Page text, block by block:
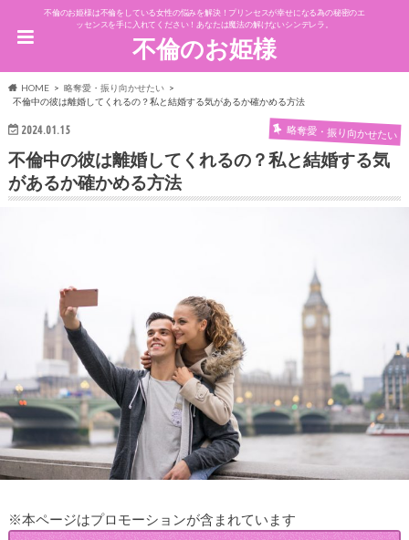
不倫のお姫様は不倫をしている女性の悩みを解決！プリンセスが幸せになる為の秘密のエ
ッセンスを手に入れてください！あなたは魔法の解けないシンデレラ。
不倫のお姫様
HOME
略奪愛・振り向かせたい
不倫中の彼は離婚してくれるの？私と結婚する気があるか確かめる方法
2024.01.15 略奪愛・振り向かせたい
不倫中の彼は離婚してくれるの？私と結婚する気
があるか確かめる方法
※本ページはプロモーションが含まれています